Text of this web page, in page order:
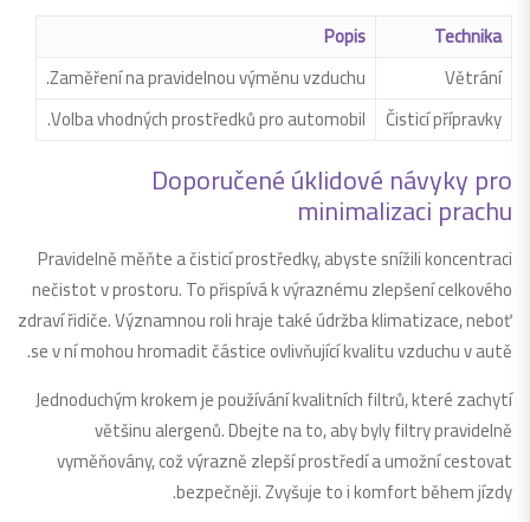
Technika
Popis
Větrání
Zaměření na pravidelnou výměnu vzduchu.
Čisticí přípravky
Volba vhodných prostředků pro automobil.
Doporučené úklidové návyky pro
minimalizaci prachu
Pravidelně měňte a čisticí prostředky, abyste snížili koncentraci
nečistot v prostoru. To přispívá k výraznému zlepšení celkového
zdraví řidiče. Významnou roli hraje také údržba klimatizace, neboť
se v ní mohou hromadit částice ovlivňující kvalitu vzduchu v autě.
Jednoduchým krokem je používání kvalitních filtrů, které zachytí
většinu alergenů. Dbejte na to, aby byly filtry pravidelně
vyměňovány, což výrazně zlepší prostředí a umožní cestovat
bezpečněji. Zvyšuje to i komfort během jízdy.